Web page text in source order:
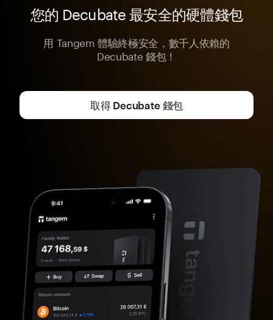
您的 Decubate 最安全的硬體錢包
用 Tangem 體驗終極安全，數千人依賴的
Decubate 錢包！
取得 Decubate 錢包